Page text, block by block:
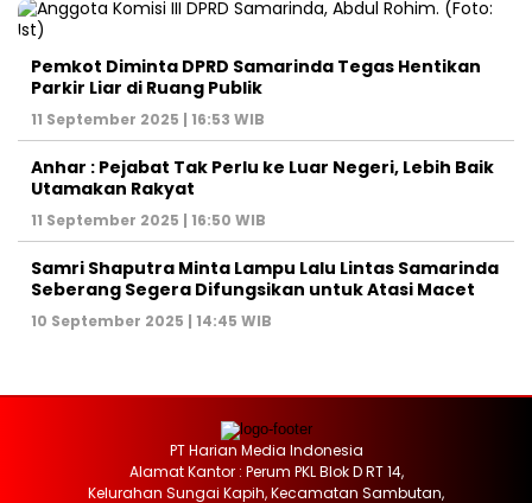
Pemkot Diminta DPRD Samarinda Tegas Hentikan
Parkir Liar di Ruang Publik
11 September 2025 | 16:53 WIB
Anhar : Pejabat Tak Perlu ke Luar Negeri, Lebih Baik
Utamakan Rakyat
11 September 2025 | 16:50 WIB
Samri Shaputra Minta Lampu Lalu Lintas Samarinda
Seberang Segera Difungsikan untuk Atasi Macet
10 September 2025 | 14:45 WIB
PT Harian Media Indonesia
Alamat Kantor : Perum PKL Blok D RT 14,
Kelurahan Sungai Kapih, Kecamatan Sambutan,